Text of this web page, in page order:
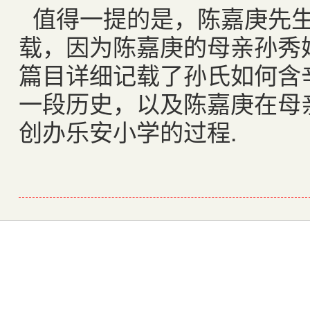
值得一提的是，陈嘉庚先
载，因为陈嘉庚的母亲孙
篇目详细记载了孙氏如何
一段历史，以及陈嘉庚在
创办乐安小学的过程.